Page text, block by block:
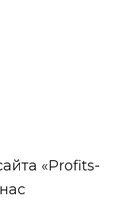
«Profits-